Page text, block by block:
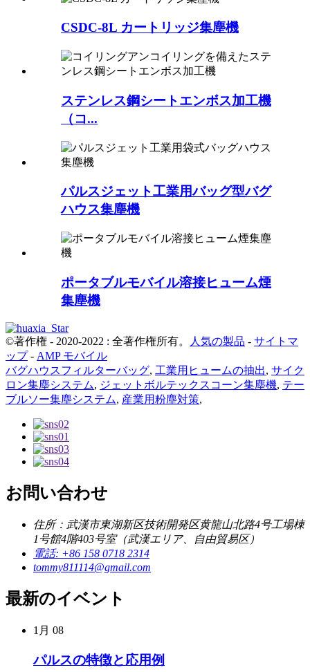
CSDC-8L カートリッジ集塵機
ステンレス鋼シートエンボス加工機
（コ...
パルスジェット工業用バッグ型バグ
ハウス集塵機
ポータブルモバイル溶接ヒューム煙
集塵機
©著作権 - 2020-2022 : 全著作権所有。 人気の製品 - サイトマ
ップ- AMP モバイル
バグハウスフィルターバッグ, 工業用ヒュームの抽出, サイク
ロン集塵システム, ジェットボルテックスコーン集塵機, テー
ブルソー集塵システム, 産業用粉塵対策,
お問い合わせ
住所：武漢市東湖新区技術開発区黄龍山北路4号工場棟
1号館4階403号室（武漢エリア、自由貿易区）
電話: +86 158 0718 2314
tommy811114@gmail.com
最新のイベント
1月 08
パルスの特徴と応用例